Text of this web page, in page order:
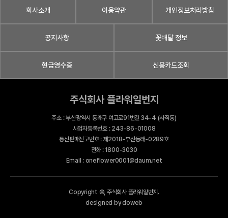
회사소개 이용약관 개인정보처리방침
공지사항 꽃배달 정보
현금영수증 신용카드조회
주식회사 플라워일번지
주소 : 부산광역시 동래구 여고로91번길 34-4 (사직동)
사업자등록번호 : 243-86-01008
통신판매신고번호 : 제2018-부산동래-0289호
전화 : 1800-3030
Email : oneflower0001@daum.net
Copyright ©, 주식회사 플라워일번지.
designed by doweb